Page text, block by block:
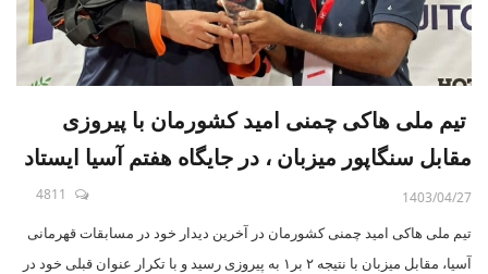
تیم ملی هاکی چمنی امید کشورمان با پیروزی
مقابل سنگاپور میزبان ، در جایگاه هفتم آسیا ایستاد
1403/04/27
4811
تیم ملی هاکی امید چمنی کشورمان در آخرین دیدار خود در مسابقات قهرمانی
آسیا، مقابل میزبان با نتیجه ۲ بر۱ به پیروزی رسید و با تکرار عنوان قبلی خود در